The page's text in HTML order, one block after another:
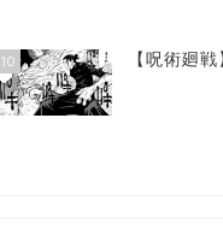
10 【呪術廻